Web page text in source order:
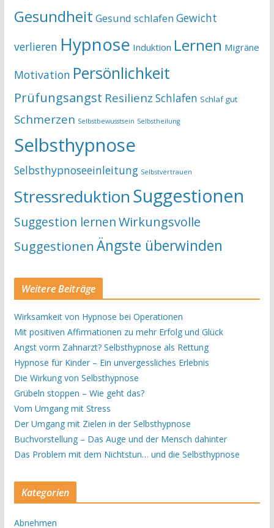
Gesundheit Gesund schlafen Gewicht
verlieren Hypnose Induktion Lernen Migräne
Motivation Persönlichkeit
Prüfungsangst Resilienz Schlafen Schlaf gut
Schmerzen Selbstbewusstsein Selbstheilung
Selbsthypnose
Selbsthypnoseeinleitung Selbstvertrauen
StressreduktionSuggestionen
Suggestion lernenWirkungsvolle
Suggestionen Ängste überwinden
Weitere Beiträge
Wirksamkeit von Hypnose bei Operationen
Mit positiven Affirmationen zu mehr Erfolg und Glück
Angst vorm Zahnarzt? Selbsthypnose als Rettung
Hypnose für Kinder – Ein unvergessliches Erlebnis
Die Wirkung von Selbsthypnose
Grübeln stoppen – Wie geht das?
Vom Umgang mit Stress
Der Umgang mit Zielen in der Selbsthypnose
Buchvorstellung – Das Auge und der Mensch dahinter
Das Problem mit dem Nichtstun… und die Selbsthypnose
Kategorien
Abnehmen